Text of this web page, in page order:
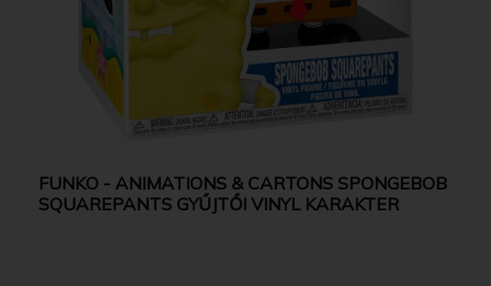
FUNKO - ANIMATIONS & CARTONS SPONGEBOB
SQUAREPANTS GYŰJTŐI VINYL KARAKTER